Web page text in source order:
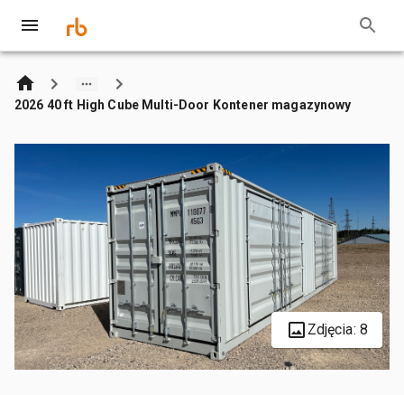
2026 40 ft High Cube Multi-Door Kontener magazynowy
Zdjęcia: 8